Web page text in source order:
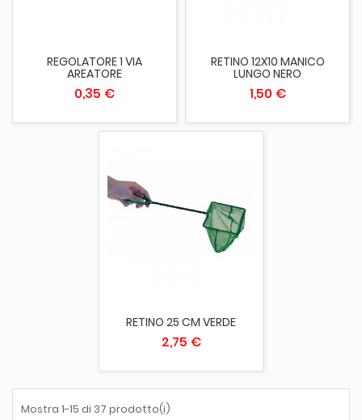
REGOLATORE 1 VIA
AREATORE
0,35 €
RETINO 12X10 MANICO
LUNGO NERO
1,50 €
RETINO 25 CM VERDE
2,75 €
Mostra 1-15 di 37 prodotto(i)